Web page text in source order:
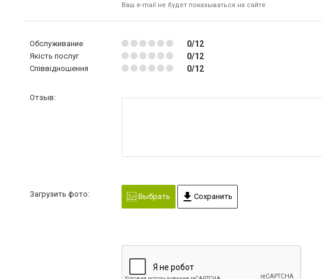
Ваш e-mail не будет показываться на сайте
Обслуживание 0/12
Якість послуг 0/12
Співвідношення 0/12
Отзыв:
Загрузить фото: Выбрать Сохранить